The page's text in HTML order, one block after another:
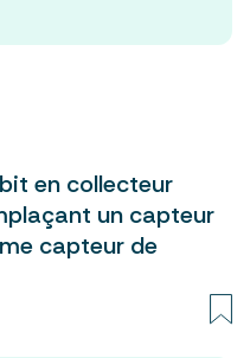
en collecteur
un capteur
capteur de